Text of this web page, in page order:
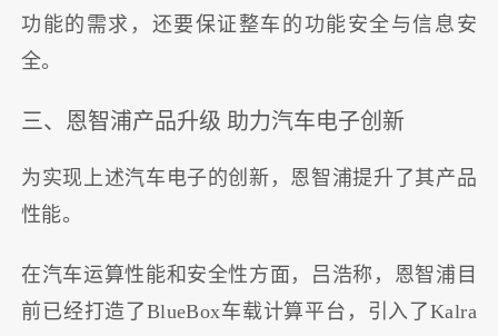
功能的需求，还要保证整车的功能安全与信息安
全。
三、恩智浦产品升级 助力汽车电子创新
为实现上述汽车电子的创新，恩智浦提升了其产品
性能。
在汽车运算性能和安全性方面，吕浩称，恩智浦目
前已经打造了BlueBox车载计算平台，引入了Kalra